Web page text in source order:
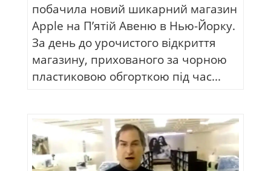
побачила новий шикарний магазин
Apple на П’ятій Авеню в Нью-Йорку.
За день до урочистого відкриття
магазину, прихованого за чорною
пластиковою обгорткою під час...